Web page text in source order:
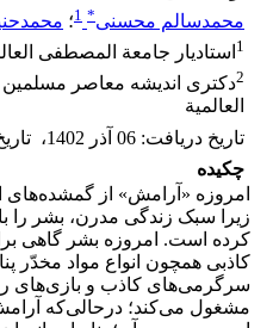
محمدسالم محسنی*
1؛
1 استادیار جامعة المصطفی
2دکتری اندیشه معاصر
العالمیة
تاریخ دریافت: 06 آذر 1402 ،
چکیده
امروزه «آرامش» از
زیرا سبک زندگی مدرن، بشر را با
کرده است. امروزه بشر گاهى
کاذبی همچون انواع مواد مخدّر
سرگرمی‌های کاذب و بازی‌‌های
مشغول می‌کند؛ درحالى‌که آرامش